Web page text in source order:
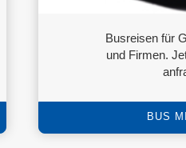
Busreisen für
und Firmen.
BUS